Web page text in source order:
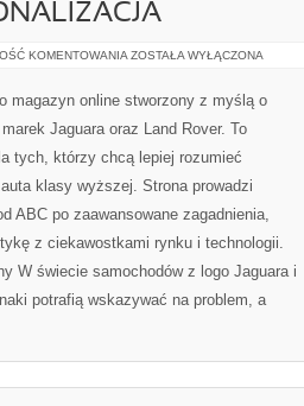
KOMENTOWANIA KONFIGURATORY
ZOSTAŁA WYŁĄCZONA
magazyn online stworzony z myślą o
Jaguara oraz Land Rover. To
tych, którzy chcą lepiej rozumieć
klasy wyższej. Strona prowadzi
ABC po zaawansowane zagadnienia,
z ciekawostkami rynku i technologii.
W świecie samochodów z logo Jaguara i
potrafią wskazywać na problem, a